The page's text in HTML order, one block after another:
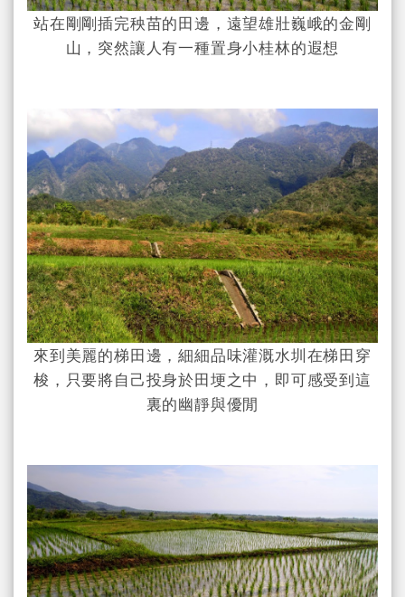
站在剛剛插完秧苗的田邊，遠望雄壯巍峨的金剛
山，突然讓人有一種置身小桂林的遐想
來到美麗的梯田邊，細細品味灌溉水圳在梯田穿
梭，只要將自己投身於田埂之中，即可感受到這
裏的幽靜與優閒